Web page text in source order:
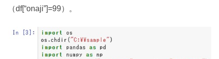
（df[“onaji”]=99）。